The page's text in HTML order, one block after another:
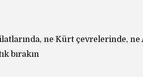
ne Kürt çevrelerinde, ne
bırakın